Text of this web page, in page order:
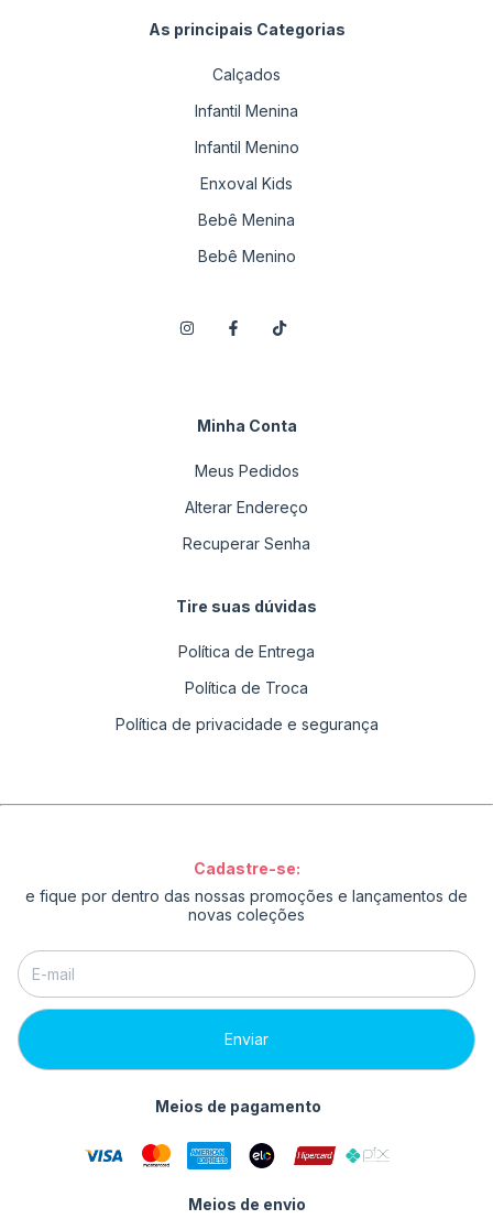
As principais Categorias
Calçados
Infantil Menina
Infantil Menino
Enxoval Kids
Bebê Menina
Bebê Menino
Minha Conta
Meus Pedidos
Alterar Endereço
Recuperar Senha
Tire suas dúvidas
Política de Entrega
Política de Troca
Política de privacidade e segurança
Cadastre-se:
e fique por dentro das nossas promoções e lançamentos de
novas coleções
Meios de pagamento
Meios de envio